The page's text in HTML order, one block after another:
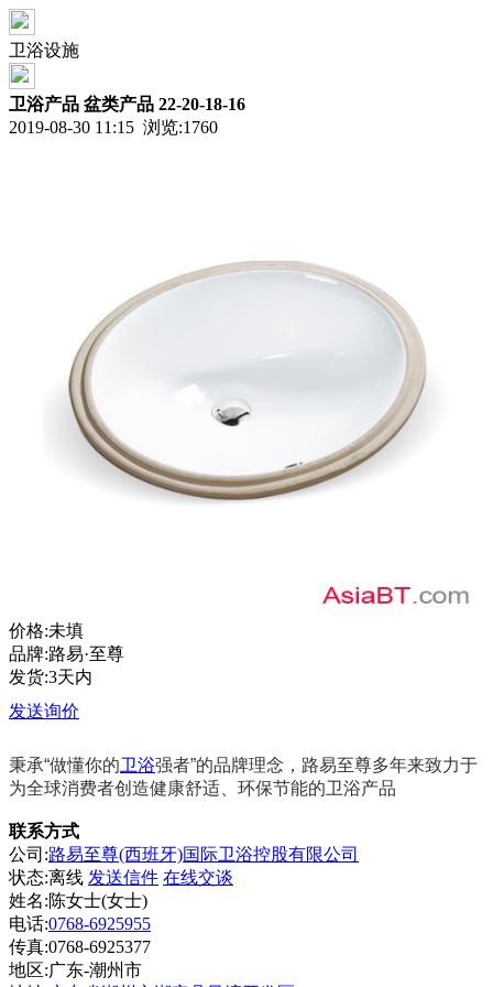
卫浴设施
卫浴产品 盆类产品 22-20-18-16
2019-08-30 11:15 浏览:1760
价格:未填
品牌:路易·至尊
发货:3天内
发送询价
秉承“做懂你的卫浴强者”的品牌理念，路易至尊多年来致力于
为全球消费者创造健康舒适、环保节能的卫浴产品
联系方式
公司:路易至尊(西班牙)国际卫浴控股有限公司
状态:离线 发送信件 在线交谈
姓名:陈女士(女士)
电话:0768-6925955
传真:0768-6925377
地区:广东-潮州市